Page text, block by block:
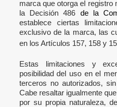
marca que otorga el registro
la Decisión 486 de la
establece ciertas
exclusivo de la marca, las
en los Artículos 157, 158 y
Estas limitaciones y
posibilidad del uso en el
terceros no autorizados,
Cabe resaltar igualmente
por su propia naturaleza,